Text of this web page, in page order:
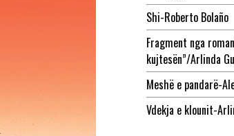
Shi-Roberto Bolaño
Fragment nga
kujtesën”/Arlinda
Meshë e pandarë-
Vdekja e klounit-